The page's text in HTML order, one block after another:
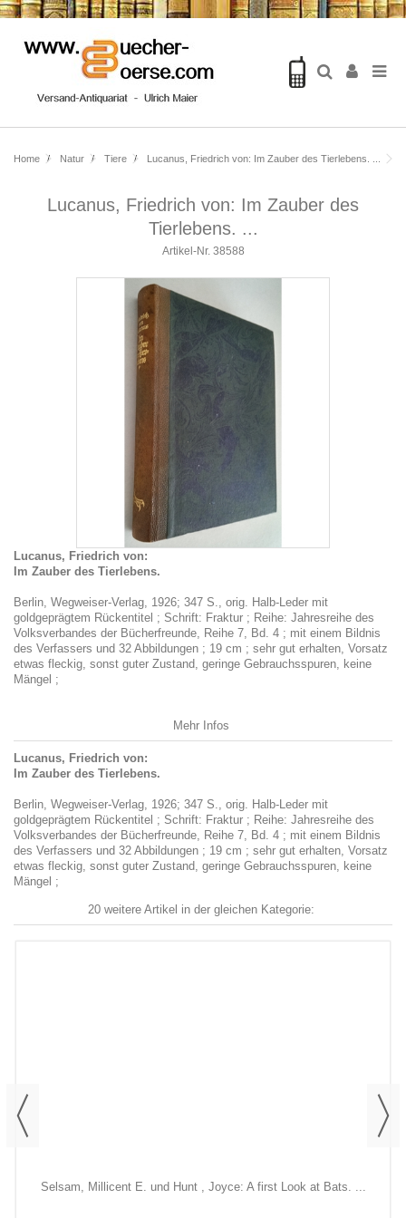
Home Natur Tiere Lucanus, Friedrich von: Im Zauber des Tierlebens. ...
Lucanus, Friedrich von: Im Zauber des
Tierlebens. ...
Artikel-Nr. 38588
Lucanus, Friedrich von:
Im Zauber des Tierlebens.
Berlin, Wegweiser-Verlag, 1926; 347 S., orig. Halb-Leder mit
goldgeprägtem Rückentitel ; Schrift: Fraktur ; Reihe: Jahresreihe des
Volksverbandes der Bücherfreunde, Reihe 7, Bd. 4 ; mit einem Bildnis
des Verfassers und 32 Abbildungen ; 19 cm ; sehr gut erhalten, Vorsatz
etwas fleckig, sonst guter Zustand, geringe Gebrauchsspuren, keine
Mängel ;
Mehr Infos
Lucanus, Friedrich von:
Im Zauber des Tierlebens.
Berlin, Wegweiser-Verlag, 1926; 347 S., orig. Halb-Leder mit
goldgeprägtem Rückentitel ; Schrift: Fraktur ; Reihe: Jahresreihe des
Volksverbandes der Bücherfreunde, Reihe 7, Bd. 4 ; mit einem Bildnis
des Verfassers und 32 Abbildungen ; 19 cm ; sehr gut erhalten, Vorsatz
etwas fleckig, sonst guter Zustand, geringe Gebrauchsspuren, keine
Mängel ;
20 weitere Artikel in der gleichen Kategorie:
Selsam, Millicent E. und Hunt , Joyce: A first Look at Bats. ...